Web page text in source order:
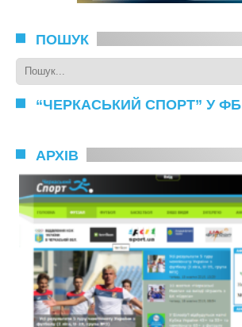
ПОШУК
“ЧЕРКАСЬКИЙ СПОРТ” У ФБ
АРХІВ